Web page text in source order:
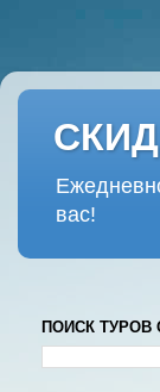
вас!
ПОИСК ТУРОВ